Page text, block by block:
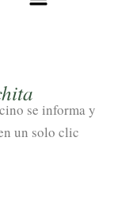
se informa y
un solo clic